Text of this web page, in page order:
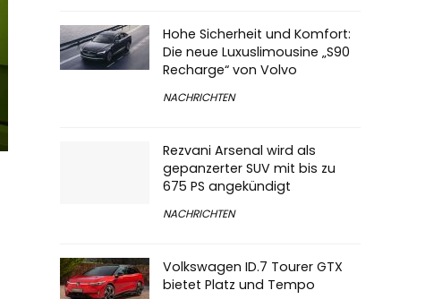
Hohe Sicherheit und Komfort:
Die neue Luxuslimousine „S90
Recharge“ von Volvo
NACHRICHTEN
Rezvani Arsenal wird als
gepanzerter SUV mit bis zu
675 PS angekündigt
NACHRICHTEN
Volkswagen ID.7 Tourer GTX
bietet Platz und Tempo